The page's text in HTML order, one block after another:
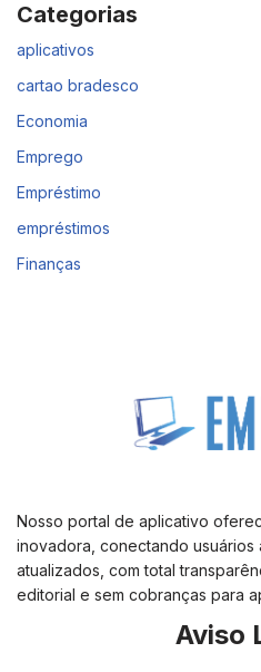
Categorias
aplicativos
cartao bradesco
Economia
Emprego
Empréstimo
empréstimos
Finanças
Nosso portal de aplicativo
inovadora, conectando
atualizados, com total
editorial e sem cobranças para
Aviso